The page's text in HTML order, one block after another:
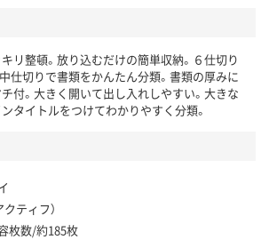
リ整頓。放り込むだけの簡単収納。６仕切り
仕切りで書類をかんたん分類。書類の厚みに
付。大きく開いて出し入れしやすい。大きな
タイトルをつけてわかりやすく分類。
ティフ）
枚数/約185枚